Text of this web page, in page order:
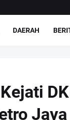
DAERAH
Jaya